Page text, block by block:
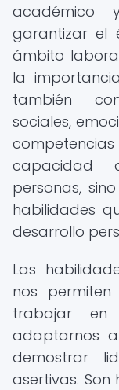
académico
garantizar el
ámbito
la
también
sociales,
capacidad
personas,
habilidades
desarrollo
Las
nos permiten
trabajar en
adaptarnos
demostrar
asertivas.